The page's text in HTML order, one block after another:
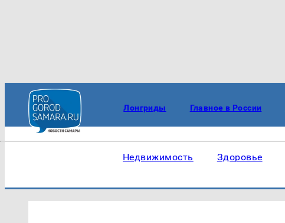
Лонгриды Главное в России
Недвижимость Здоровье